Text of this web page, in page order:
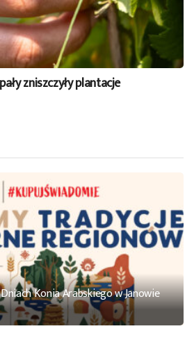
zniszczyły plantacje
Konia Arabskiego w Janowie